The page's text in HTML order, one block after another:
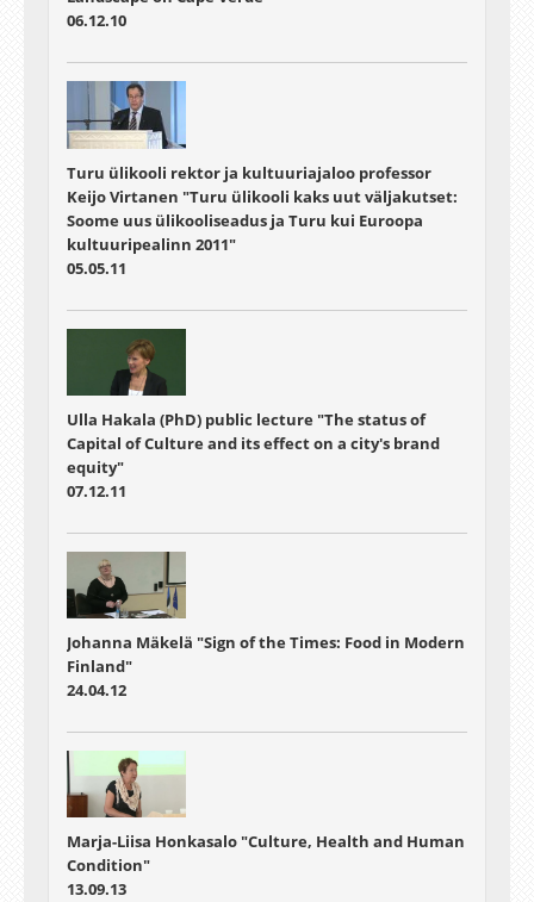
06.12.10
Turu ülikooli rektor ja kultuuriajaloo professor
Keijo Virtanen "Turu ülikooli kaks uut väljakutset:
Soome uus ülikooliseadus ja Turu kui Euroopa
kultuuripealinn 2011"
05.05.11
Ulla Hakala (PhD) public lecture "The status of
Capital of Culture and its effect on a city's brand
equity"
07.12.11
Johanna Mäkelä "Sign of the Times: Food in Modern
Finland"
24.04.12
Marja-Liisa Honkasalo "Culture, Health and Human
Condition"
13.09.13